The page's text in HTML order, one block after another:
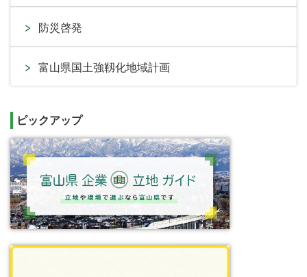
防災啓発
富山県国土強靱化地域計画
ピックアップ